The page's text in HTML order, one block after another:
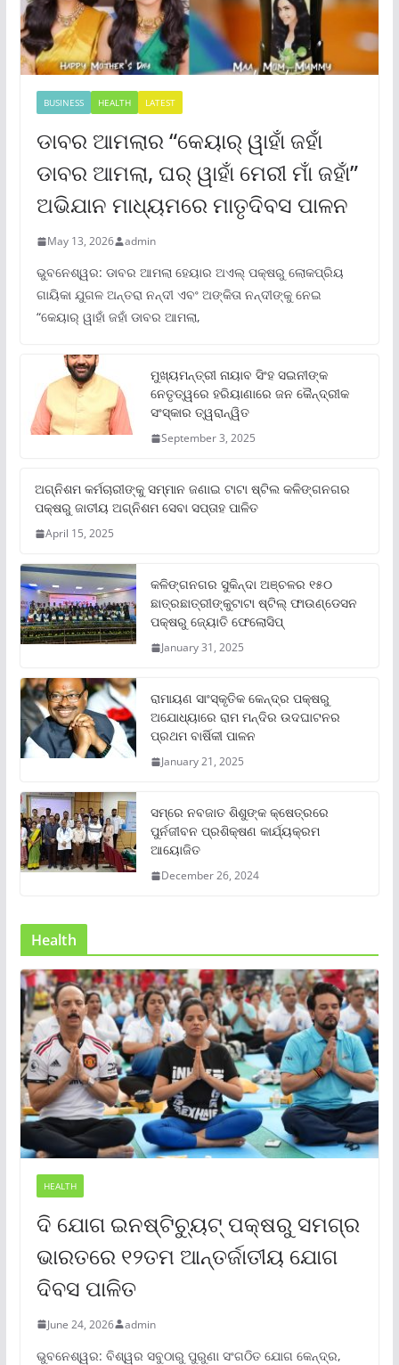
BUSINESS HEALTH LATEST
ଡାବର ଆମଲାର “କେୟାର୍ ୱାହାଁ ଜହାଁ
ଡାବର ଆମଲା, ଘର୍ ୱାହାଁ ମେରୀ ମାଁ ଜହାଁ”
ଅଭିଯାନ ମାଧ୍ୟମରେ ମାତୃଦିବସ ପାଳନ
May 13, 2026 admin
ଭୁବନେଶ୍ୱର: ଡାବର ଆମଲା ହେୟାର ଅଏଲ୍ ପକ୍ଷରୁ ଲୋକପ୍ରିୟ
ଗାୟିକା ଯୁଗଳ ଅନ୍ତରା ନନ୍ଦୀ ଏବଂ ଅଙ୍କିତା ନନ୍ଦୀଙ୍କୁ ନେଇ
“କେୟାର୍ ୱାହାଁ ଜହାଁ ଡାବର ଆମଲା,
ମୁଖ୍ୟମନ୍ତ୍ରୀ ନାୟାବ ସିଂହ ସଇନୀଙ୍କ
ନେତୃତ୍ୱରେ ହରିୟାଣାରେ ଜନ କୈନ୍ଦ୍ରୀକ
ସଂସ୍କାର ତ୍ୱରାନ୍ୱିତ
September 3, 2025
ଅଗ୍ନିଶମ କର୍ମଚାରୀଙ୍କୁ ସମ୍ମାନ ଜଣାଇ ଟାଟା ଷ୍ଟିଲ କଳିଙ୍ଗନଗର
ପକ୍ଷରୁ ଜାତୀୟ ଅଗ୍ନିଶମ ସେବା ସପ୍ତାହ ପାଳିତ
April 15, 2025
କଳିଙ୍ଗନଗର ସୁକିନ୍ଦା ଅଞ୍ଚଳର ୧୫୦
ଛାତ୍ରଛାତ୍ରୀଙ୍କୁଟାଟା ଷ୍ଟିଲ୍ ଫାଉଣ୍ଡେସନ
ପକ୍ଷରୁ ଜ୍ୟୋତି ଫେଲୋସିପ୍‌
January 31, 2025
ରାମାୟଣ ସାଂସ୍କୃତିକ କେନ୍ଦ୍ର ପକ୍ଷରୁ
ଅଯୋଧ୍ୟାରେ ରାମ ମନ୍ଦିର ଉଦଘାଟନର
ପ୍ରଥମ ବାର୍ଷିକୀ ପାଳନ
January 21, 2025
ସମ୍‌ରେ ନବଜାତ ଶିଶୁଙ୍କ କ୍ଷେତ୍ରରେ
ପୁର୍ନଜୀବନ ପ୍ରଶିକ୍ଷଣ କାର୍ଯ୍ୟକ୍ରମ
ଆୟୋଜିତ
December 26, 2024
Health
HEALTH
ଦି ଯୋଗ ଇନଷ୍ଟିଚ୍ୟୁଟ୍ ପକ୍ଷରୁ ସମଗ୍ର
ଭାରତରେ ୧୨ତମ ଆନ୍ତର୍ଜାତୀୟ ଯୋଗ
ଦିବସ ପାଳିତ
June 24, 2026 admin
ଭୁବନେଶ୍ୱର: ବିଶ୍ୱର ସବୁଠାରୁ ପୁରୁଣା ସଂଗଠିତ ଯୋଗ କେନ୍ଦ୍ର,